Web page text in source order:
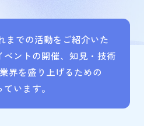
までの活動をご紹介いた
ベントの開催、知見・技術
界を盛り上げるための
います。